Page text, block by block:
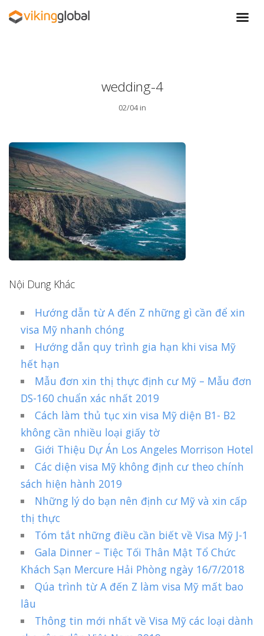
wedding-4
02/04 in
Nội Dung Khác
Hướng dẫn từ A đến Z những gì cần để xin
visa Mỹ nhanh chóng
Hướng dẫn quy trình gia hạn khi visa Mỹ
hết hạn
Mẫu đơn xin thị thực định cư Mỹ – Mẫu đơn
DS-160 chuẩn xác nhất 2019
Cách làm thủ tục xin visa Mỹ diện B1- B2
không cần nhiều loại giấy tờ
Giới Thiệu Dự Án Los Angeles Morrison Hotel
Các diện visa Mỹ không định cư theo chính
sách hiện hành 2019
Những lý do bạn nên định cư Mỹ và xin cấp
thị thực
Tóm tắt những điều cần biết về Visa Mỹ J-1
Gala Dinner – Tiệc Tối Thân Mật Tổ Chức
Khách Sạn Mercure Hải Phòng ngày 16/7/2018
Qúa trình từ A đến Z làm visa Mỹ mất bao
lâu
Thông tin mới nhất về Visa Mỹ các loại dành